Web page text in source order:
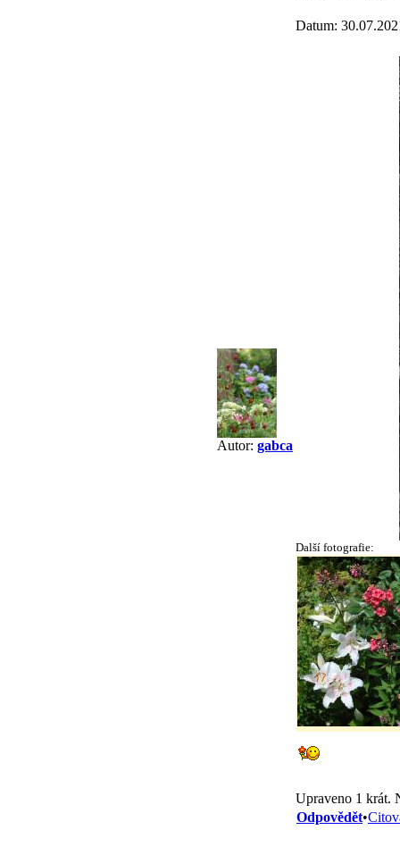
Autor: gabca
Datum:
Další fotografie:
Upraveno 1 krát.
Odpovědět•